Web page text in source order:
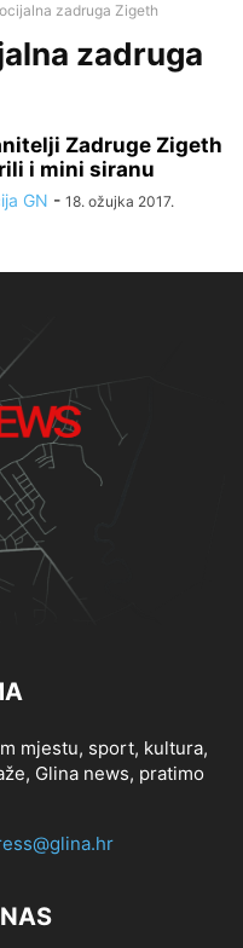
zadruga Zigeth
zadruga
Zadruge Zigeth
i mini siranu
GN - 18. ožujka 2017.
mjestu, sport, kultura,
Glina news, pratimo